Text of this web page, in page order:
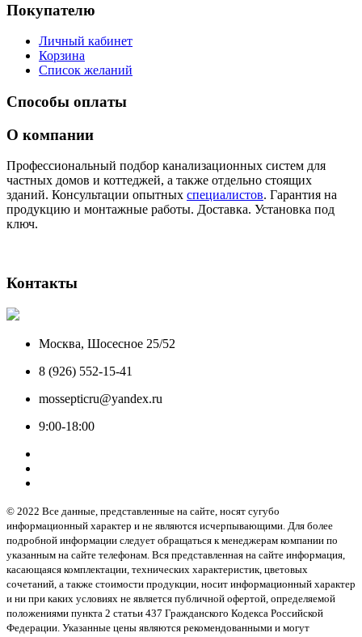
Покупателю
Личный кабинет
Корзина
Список желаний
Способы оплаты
О компании
Профессиональный подбор канализационных систем для
частных домов и коттеджей, а также отдельно стоящих
зданий. Консультации опытных специалистов. Гарантия на
продукцию и монтажные работы. Доставка. Установка под
ключ.
Контакты
Москва, Шосесное 25/52
8 (926) 552-15-41
mossepticru@yandex.ru
9:00-18:00
© 2022 Все данные, представленные на сайте, носят сугубо
информационный характер и не являются исчерпывающими. Для более
подробной информации следует обращаться к менеджерам компании по
указанным на сайте телефонам. Вся представленная на сайте информация,
касающаяся комплектации, технических характеристик, цветовых
сочетаний, а также стоимости продукции, носит информационный характер
и ни при каких условиях не является публичной офертой, определяемой
положениями пункта 2 статьи 437 Гражданского Кодекса Российской
Федерации. Указанные цены являются рекомендованными и могут